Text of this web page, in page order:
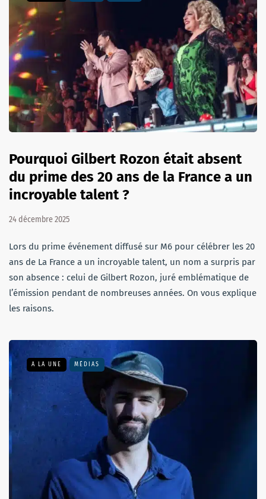
Pourquoi Gilbert Rozon était absent
du prime des 20 ans de la France a un
incroyable talent ?
24 décembre 2025
Lors du prime événement diffusé sur M6 pour célébrer les 20
ans de La France a un incroyable talent, un nom a surpris par
son absence : celui de Gilbert Rozon, juré emblématique de
l’émission pendant de nombreuses années. On vous explique
les raisons.
A LA UNE MÉDIAS